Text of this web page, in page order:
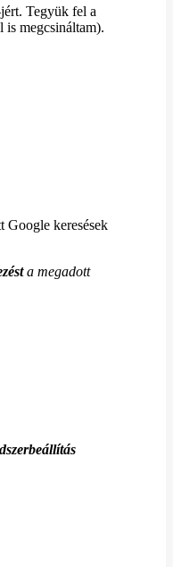
Tegyük fel a
is megcsináltam).
Google keresések
a megadott